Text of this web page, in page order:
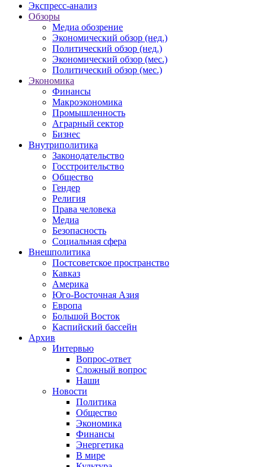
Экспресс-анализ
Обзоры
Медиа обозрение
Экономический обзор (нед.)
Политический обзор (нед.)
Экономический обзор (мес.)
Политический обзор (мес.)
Экономика
Финансы
Макроэкономика
Промышленность
Аграрный сектор
Бизнес
Внутриполитика
Законодательство
Госстроительство
Общество
Гендер
Религия
Права человека
Медиа
Безопасность
Социальная сфера
Внешполитика
Постсоветское пространство
Кавказ
Америка
Юго-Восточная Азия
Европа
Большой Восток
Каспийский бассейн
Архив
Интервью
Вопрос-ответ
Сложный вопрос
Наши
Новости
Политика
Общество
Экономика
Финансы
Энергетика
В мире